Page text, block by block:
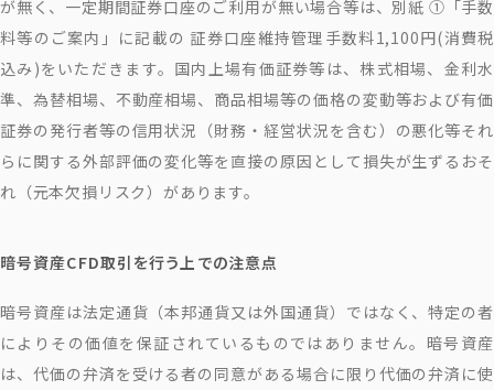
が無く、一定期間証券口座のご利用が無い場合等は、別紙 ①「手数
料等のご案内」に記載の 証券口座維持管理手数料1,100円(消費税
込み)をいただきます。国内上場有価証券等は、株式相場、金利水
準、為替相場、不動産相場、商品相場等の価格の変動等および有価
証券の発行者等の信用状況（財務・経営状況を含む）の悪化等それ
らに関する外部評価の変化等を直接の原因として損失が生ずるおそ
れ（元本欠損リスク）があります。
暗号資産CFD取引を行う上での注意点
暗号資産は法定通貨（本邦通貨又は外国通貨）ではなく、特定の者
によりその価値を保証されているものではありません。暗号資産
は、代価の弁済を受ける者の同意がある場合に限り代価の弁済に使